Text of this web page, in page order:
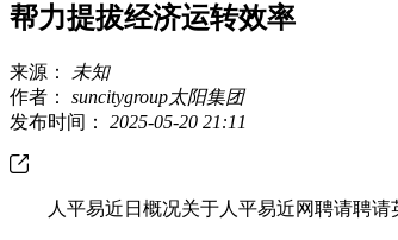
帮力提拔经济运转效率
来源：
未知
作者： suncitygroup太阳集团
发布时间： 2025-05-20 21:11
人平易近日概况关于人平易近网聘请聘请